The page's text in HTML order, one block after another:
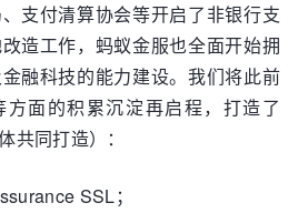
支付清算协会等开启了非银行支
造工作，蚂蚁金服也全面开始拥
融科技的能力建设。我们将此前
方面的积累沉淀再启程，打造了
共同打造）：
SSL；